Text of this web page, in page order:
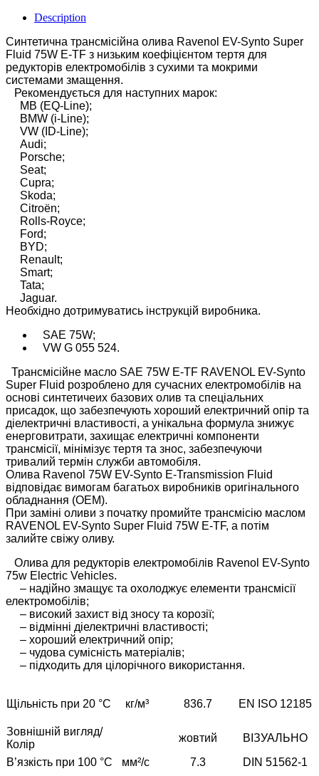
Description
Cинтетична трансмісійна олива Ravenol EV-Synto Super
Fluid 75W E-TF з низьким коефіцієнтом тертя для
редукторів електромобілів з сухими та мокрими
системами змащення.
Рекомендується для наступних марок:
MB (EQ-Line);
BMW (i-Line);
VW (ID-Line);
Audi;
Porsche;
Seat;
Cupra;
Skoda;
Citroën;
Rolls-Royce;
Ford;
BYD;
Renault;
Smart;
Tata;
Jaguar.
Необхідно дотримуватись інструкцій виробника.
SAE 75W;
VW G 055 524.
Трансмісійне масло SAE 75W E-TF RAVENOL EV-Synto
Super Fluid розроблено для сучасних електромобілів на
основі синтетичеих базових олив та спеціальних
присадок, що забезпечують хороший електричний опір та
діелектричні властивості, а унікальна формула знижує
енерговитрати, захищає електричні компоненти
трансмісії, мінімізує тертя та знос, забезпечуючи
тривалий термін служби автомобіля.
Олива Ravenol 75W EV-Synto E-Transmission Fluid
відповідає вимогам багатьох виробників оригінального
обладнання (OEM).
При заміні оливи з початку промийте трансмісію маслом
RAVENOL EV-Synto Super Fluid 75W E-TF, а потім
залийте свіжу оливу.
Олива для редукторів електромобілів Ravenol EV-Synto
75w Electric Vehicles.
– надійно змащує та охолоджує елементи трансмісії
електромобілів;
– високий захист від зносу та корозії;
– відмінні діелектричні властивості;
– хороший електричний опір;
– чудова сумісність матеріалів;
– підходить для цілорічного використання.
Щільність при 20 °C кг/м³ 836.7 EN ISO 12185
Зовнішній вигляд/
Колір
жовтий
ВІЗУАЛЬНО
В’язкість при 100 °C
мм²/с 7.3
DIN 51562-1